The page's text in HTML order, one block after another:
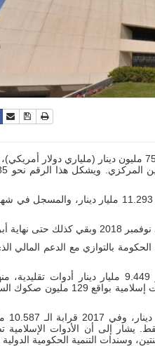
نسخةحفظ
والملاحظ أن الدين العام ثبت 4 شهور دون تغيير، عند مستوى
الحكومة بالتوازي مع الدعم المالي
2007 نحو 616.6 مليون دينار فقط. يشار إلى أن الأدوات
التنمية الحكومية الدولية بعد 10